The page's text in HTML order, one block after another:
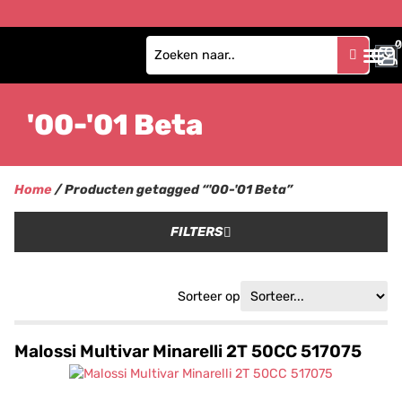
0
0
'00-'01 Beta
Home/ Producten getagged “'00-'01 Beta”
FILTERS
Sorteer op
Malossi Multivar Minarelli 2T 50CC 517075